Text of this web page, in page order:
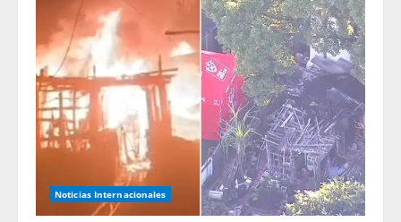
Noticias Internacionales